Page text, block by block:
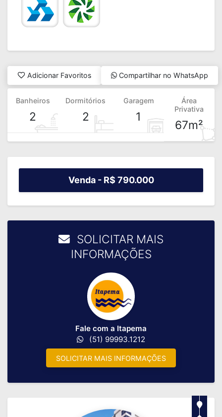
Adicionar Favoritos Compartilhar no WhatsApp
Banheiros
2
Dormitórios
2
Garagem
1
Área
Privativa
67m²
Venda - R$ 790.000
SOLICITAR MAIS
INFORMAÇÕES
Fale com a Itapema
(51) 99993.1212
SOLICITAR MAIS INFORMAÇÕES